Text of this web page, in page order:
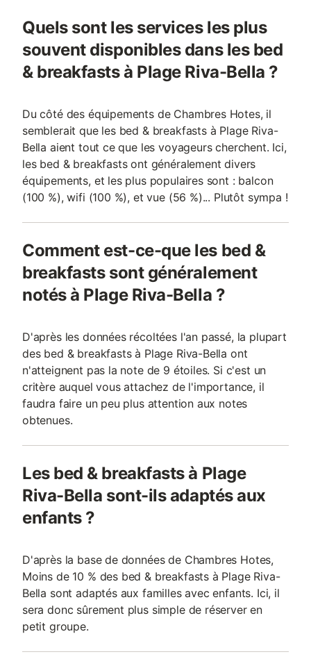
Quels sont les services les plus
souvent disponibles dans les bed
& breakfasts à Plage Riva-Bella ?
Du côté des équipements de Chambres Hotes, il
semblerait que les bed & breakfasts à Plage Riva-
Bella aient tout ce que les voyageurs cherchent. Ici,
les bed & breakfasts ont généralement divers
équipements, et les plus populaires sont : balcon
(100 %), wifi (100 %), et vue (56 %)... Plutôt sympa !
Comment est-ce-que les bed &
breakfasts sont généralement
notés à Plage Riva-Bella ?
D'après les données récoltées l'an passé, la plupart
des bed & breakfasts à Plage Riva-Bella ont
n'atteignent pas la note de 9 étoiles. Si c'est un
critère auquel vous attachez de l'importance, il
faudra faire un peu plus attention aux notes
obtenues.
Les bed & breakfasts à Plage
Riva-Bella sont-ils adaptés aux
enfants ?
D'après la base de données de Chambres Hotes,
Moins de 10 % des bed & breakfasts à Plage Riva-
Bella sont adaptés aux familles avec enfants. Ici, il
sera donc sûrement plus simple de réserver en
petit groupe.